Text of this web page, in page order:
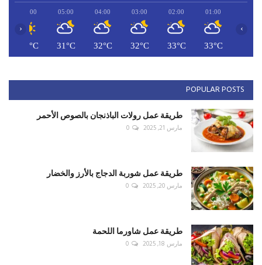
01:00
33°C
02:00
33°C
03:00
32°C
04:00
32°C
05:00
31°C
06:00
31°C
‹ ›
POPULAR POSTS
طريقة عمل رولات الباذنجان بالصوص الأحمر
مارس 21, 2025 0
طريقة عمل شوربة الدجاج بالأرز والخضار
مارس 20, 2025 0
طريقة عمل شاورما اللحمة
مارس 18, 2025 0